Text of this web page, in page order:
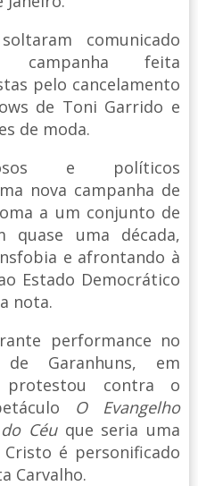
comunicado
campanha feita
pelo cancelamento
de Toni Garrido e
de moda.
e políticos
nova campanha de
a um conjunto de
quase uma década,
e afrontando à
Estado Democrático
nota.
performance no
Garanhuns, em
protestou contra o
O Evangelho
Céuque seria uma
é personificado
Carvalho.